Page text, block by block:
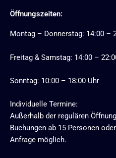
Öffnungszeiten:
Montag – Donnerstag: 14:00 –
Freitag & Samstag: 14:00 –
Sonntag: 10:00 – 18:00 Uhr
Individuelle Termine:
Außerhalb der regulären
Buchungen ab 15 Personen
Anfrage möglich.